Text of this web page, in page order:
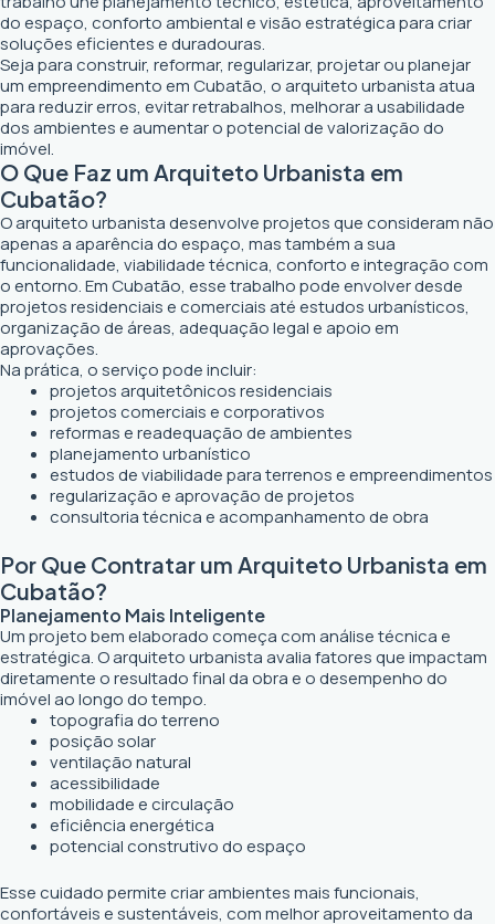
do espaço, conforto ambiental e visão estratégica para criar
soluções eficientes e duradouras.
Seja para construir, reformar, regularizar, projetar ou planejar
um empreendimento em Cubatão, o arquiteto urbanista atua
para reduzir erros, evitar retrabalhos, melhorar a usabilidade
dos ambientes e aumentar o potencial de valorização do
imóvel.
O Que Faz um Arquiteto Urbanista em
Cubatão?
O arquiteto urbanista desenvolve projetos que consideram não
apenas a aparência do espaço, mas também a sua
funcionalidade, viabilidade técnica, conforto e integração com
o entorno. Em Cubatão, esse trabalho pode envolver desde
projetos residenciais e comerciais até estudos urbanísticos,
organização de áreas, adequação legal e apoio em
aprovações.
Na prática, o serviço pode incluir:
projetos arquitetônicos residenciais
projetos comerciais e corporativos
reformas e readequação de ambientes
planejamento urbanístico
estudos de viabilidade para terrenos e empreendimentos
regularização e aprovação de projetos
consultoria técnica e acompanhamento de obra
Por Que Contratar um Arquiteto Urbanista em
Cubatão?
Planejamento Mais Inteligente
Um projeto bem elaborado começa com análise técnica e
estratégica. O arquiteto urbanista avalia fatores que impactam
diretamente o resultado final da obra e o desempenho do
imóvel ao longo do tempo.
topografia do terreno
posição solar
ventilação natural
acessibilidade
mobilidade e circulação
eficiência energética
potencial construtivo do espaço
Esse cuidado permite criar ambientes mais funcionais,
confortáveis e sustentáveis, com melhor aproveitamento da